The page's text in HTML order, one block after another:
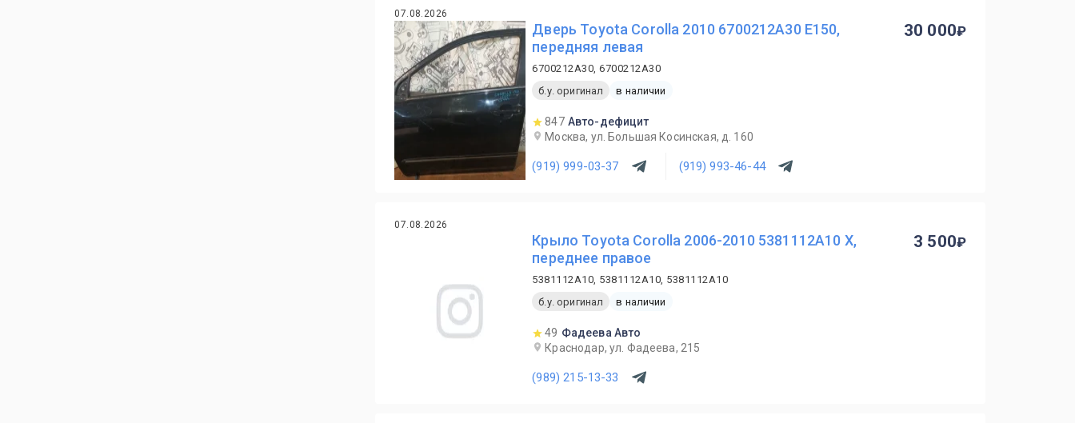
07.08.2026
Дверь Toyota Corolla 2010 6700212A30 E150,
передняя левая
6700212A30, 6700212A30
б.у. оригинал
в наличии
847 Авто-дефицит
Москва, ул. Большая Косинская, д. 160
(919) 999-03-37 (919) 993-46-44
30 000
07.08.2026
Крыло Toyota Corolla 2006-2010 5381112A10 X,
переднее правое
5381112A10, 5381112A10, 5381112A10
б.у. оригинал
в наличии
49 Фадеева Авто
Краснодар, ул. Фадеева, 215
(989) 215-13-33
3 500